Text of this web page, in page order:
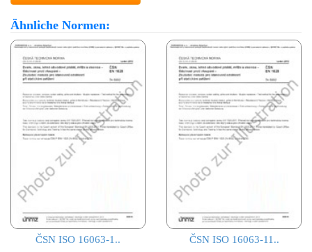
Ähnliche Normen:
ČSN ISO 16063-1..
ČSN ISO 16063-11..